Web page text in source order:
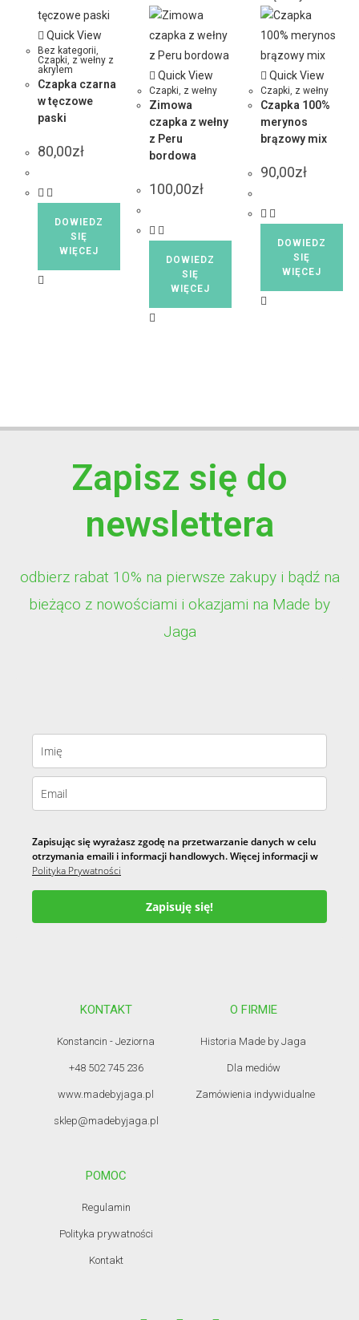
Quick View
Bez kategorii,
Czapki, z wełny z
akrylem
Czapka czarna
w tęczowe
paski
80,00zł
DOWIEDZ
SIĘ
WIĘCEJ
Quick View
Czapki, z wełny
Zimowa
czapka z wełny
z Peru
bordowa
100,00zł
DOWIEDZ
SIĘ
WIĘCEJ
Quick View
Czapki, z wełny
Czapka 100%
merynos
brązowy mix
90,00zł
DOWIEDZ
SIĘ
WIĘCEJ
Zapisz się do
newslettera
odbierz rabat 10% na pierwsze zakupy i bądź na
bieżąco z nowościami i okazjami na Made by
Jaga
Zapisując się wyrażasz zgodę na przetwarzanie danych w celu
otrzymania emaili i informacji handlowych. Więcej informacji w
Polityka Prywatności
Zapisuję się!
KONTAKT
Konstancin - Jeziorna
+48 502 745 236
www.madebyjaga.pl
sklep@madebyjaga.pl
O FIRMIE
Historia Made by Jaga
Dla mediów
Zamówienia indywidualne
POMOC
Regulamin
Polityka prywatności
Kontakt